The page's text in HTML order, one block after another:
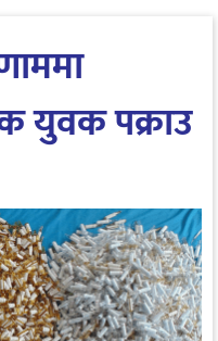
युवक पक्राउ